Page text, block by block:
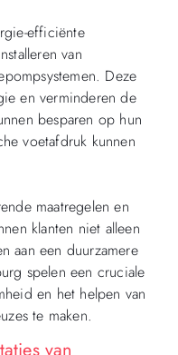
efficiënte
van
Deze
en verminderen de
besparen op hun
voetafdruk kunnen
maatregelen en
klanten niet alleen
aan een duurzamere
spelen een cruciale
en het helpen van
te maken.